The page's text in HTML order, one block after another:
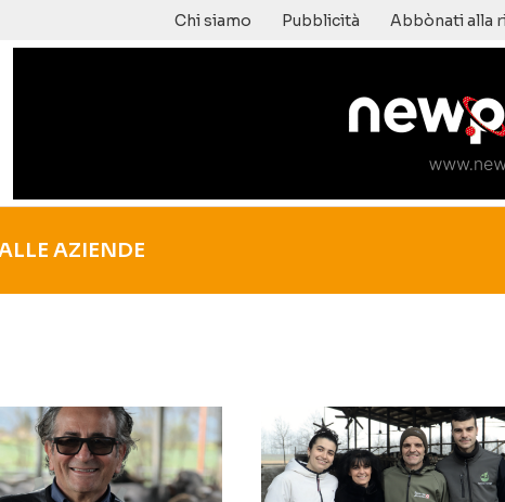
Chi siamo Pubblicità Abbònati alla
AZIENDE